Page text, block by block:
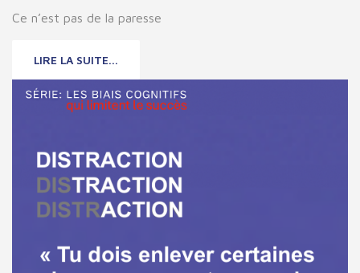
Ce n’est pas de la paresse
LIRE LA SUITE...